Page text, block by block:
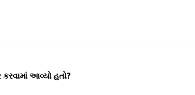
કરવામાં આવ્યો હતો?